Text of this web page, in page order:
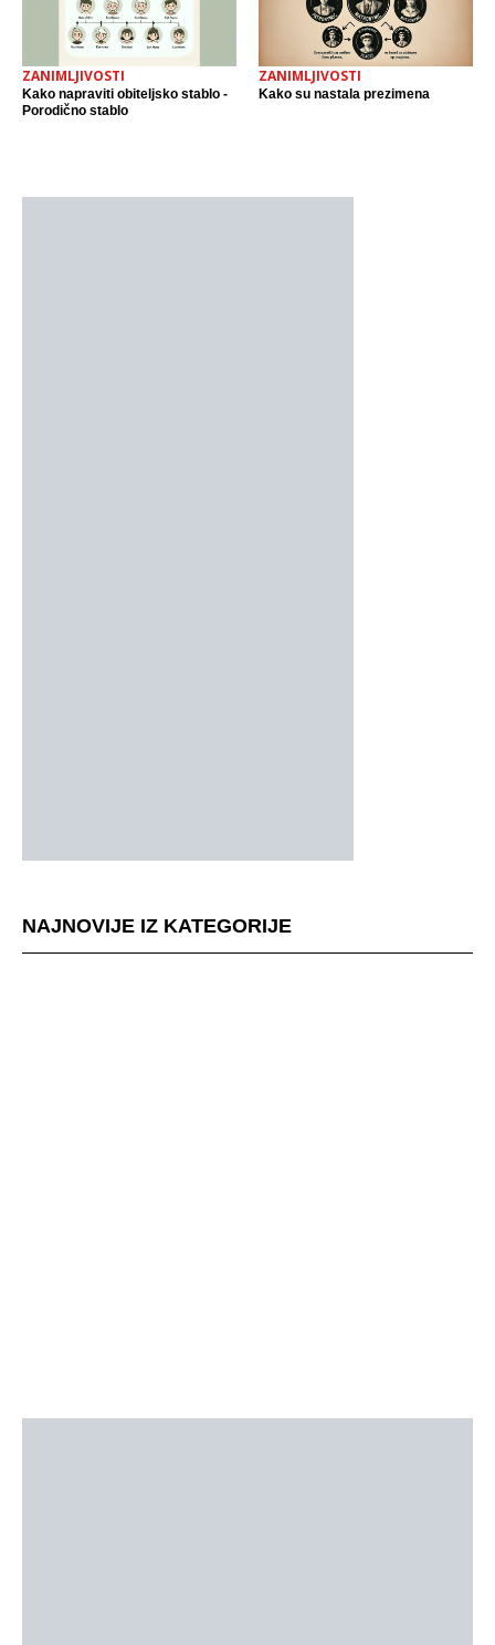
ZANIMLJIVOSTI
Kako napraviti obiteljsko stablo -
Porodično stablo
ZANIMLJIVOSTI
Kako su nastala prezimena
NAJNOVIJE IZ KATEGORIJE